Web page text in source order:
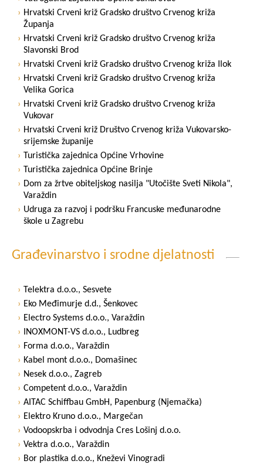
Hrvatski Crveni križ Gradsko društvo Crvenog križa
Županja
Hrvatski Crveni križ Gradsko društvo Crvenog križa
Slavonski Brod
Hrvatski Crveni križ Gradsko društvo Crvenog križa Ilok
Hrvatski Crveni križ Gradsko društvo Crvenog križa
Velika Gorica
Hrvatski Crveni križ Gradsko društvo Crvenog križa
Vukovar
Hrvatski Crveni križ Društvo Crvenog križa Vukovarsko-
srijemske županije
Turistička zajednica Općine Vrhovine
Turistička zajednica Općine Brinje
Dom za žrtve obiteljskog nasilja "Utočište Sveti Nikola",
Varaždin
Udruga za razvoj i podršku Francuske međunarodne
škole u Zagrebu
Građevinarstvo i srodne djelatnosti
Telektra d.o.o., Sesvete
Eko Međimurje d.d., Šenkovec
Electro Systems d.o.o., Varaždin
INOXMONT-VS d.o.o., Ludbreg
Forma d.o.o., Varaždin
Kabel mont d.o.o., Domašinec
Nesek d.o.o., Zagreb
Competent d.o.o., Varaždin
AITAC Schiffbau GmbH, Papenburg (Njemačka)
Elektro Kruno d.o.o., Margečan
Vodoopskrba i odvodnja Cres Lošinj d.o.o.
Vektra d.o.o., Varaždin
Bor plastika d.o.o., Kneževi Vinogradi